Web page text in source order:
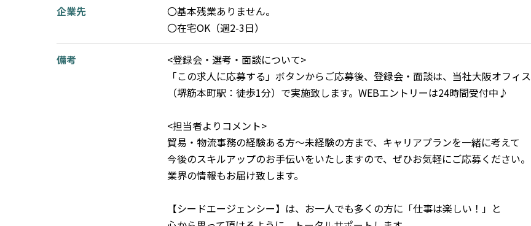
企業先
〇基本残業ありません。
〇在宅OK（週2-3日）
備考
<登録会・選考・面談について>
「この求人に応募する」ボタンからご応募後、登録会・面談は、当社大阪オフィス
（堺筋本町駅：徒歩1分）で実施致します。WEBエントリーは24時間受付中♪
<担当者よりコメント>
貿易・物流事務の経験ある方～未経験の方まで、キャリアプランを一緒に考えて
今後のスキルアップのお手伝いをいたしますので、ぜひお気軽にご応募ください。
業界の情報もお届け致します。
【シードエージェンシー】は、お一人でも多くの方に「仕事は楽しい！」と